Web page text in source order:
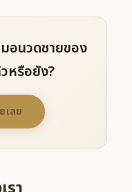
อนวดชายของ
หรือยัง?
เลย